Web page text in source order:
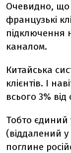
Очевидно, що
французькі
підключення
каналом.
Китайська
клієнтів. І
всього 3%
Тобто єдиний
(віддалений у
поглине